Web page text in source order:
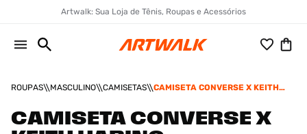
Artwalk: Sua Loja de Tênis, Roupas e Acessórios
ROUPAS MASCULINO CAMISETAS
CAMISETA CONVERSE X KEITH
CAMISETA CONVERSE X